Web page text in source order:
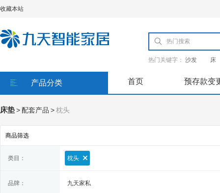
收藏本站
热门关键字： 沙发 床
产品分类 首页 预存款变
床垫>配套产品 >枕头
商品筛选
类目： 枕头
品牌： 九天家私